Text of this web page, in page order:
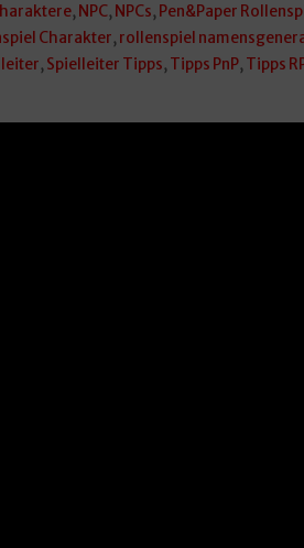
, NPC, NPCs, Pen&Paper
Charakter, rollenspiel
, Spielleiter Tipps, Tipps PnP, Tipps